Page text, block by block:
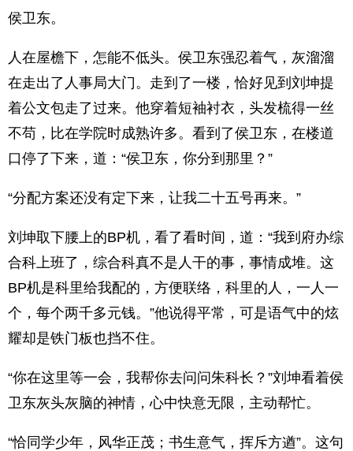
侯卫东。
人在屋檐下，怎能不低头。侯卫东强忍着气，灰溜溜
在走出了人事局大门。走到了一楼，恰好见到刘坤提
着公文包走了过来。他穿着短袖衬衣，头发梳得一丝
不苟，比在学院时成熟许多。看到了侯卫东，在楼道
口停了下来，道：“侯卫东，你分到那里？”
“分配方案还没有定下来，让我二十五号再来。”
刘坤取下腰上的BP机，看了看时间，道：“我到府办综
合科上班了，综合科真不是人干的事，事情成堆。这
BP机是科里给我配的，方便联络，科里的人，一人一
个，每个两千多元钱。”他说得平常，可是语气中的炫
耀却是铁门板也挡不住。
“你在这里等一会，我帮你去问问朱科长？”刘坤看着侯
卫东灰头灰脑的神情，心中快意无限，主动帮忙。
“恰同学少年，风华正茂；书生意气，挥斥方遒”。这句